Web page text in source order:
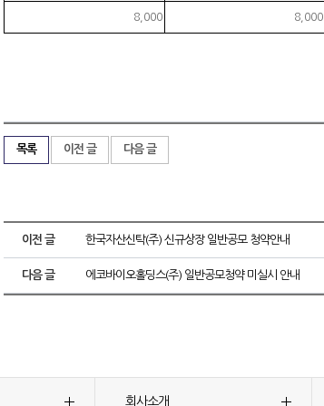
8,000 8,000
목록 이전 글 다음 글
이전 글 한국자산신탁(주) 신규상장 일반공모 청약안내
다음 글 에코바이오홀딩스(주) 일반공모청약 미실시 안내
회사소개